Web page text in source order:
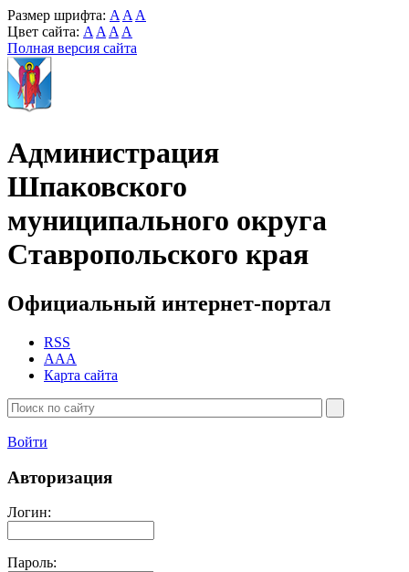
Размер шрифта: A A A
Цвет сайта: A A A A
Полная версия сайта
Администрация
Шпаковского
муниципального округа
Ставропольского края
Официальный интернет-портал
RSS
AAA
Карта сайта
Войти
Авторизация
Логин:
Пароль: